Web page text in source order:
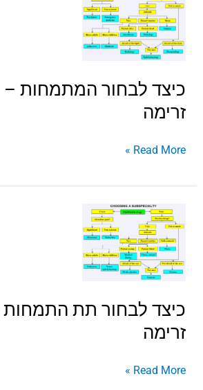
כיצד לבחור המתמחות
זרימה
לבחור
המתמחות
–
זרימה
Read More »
כיצד לבחור תת
זרימה
כיצד
לבחור
תת
התמחות
תרשים
Read More »